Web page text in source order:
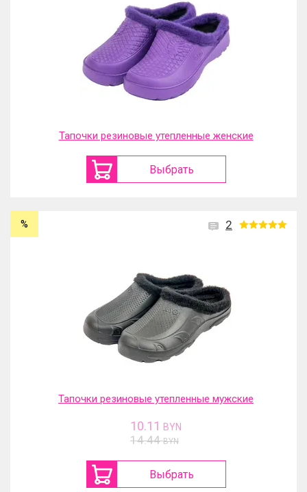
Тапочки резиновые утепленные женские
Выбрать
2
%
Тапочки резиновые утепленные мужские
10.11 BYN
14.44 BYN
Выбрать